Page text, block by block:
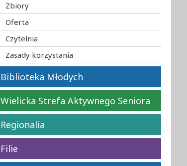
Zbiory
Oferta
Czytelnia
Zasady korzystania
Biblioteka Młodych
Wielicka Strefa Aktywnego Seniora
Regionalia
Filie